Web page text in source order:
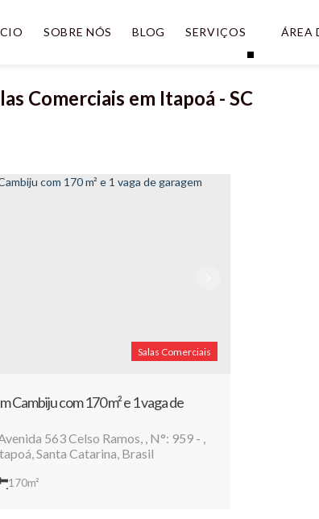
ÁREA
SERVIÇOS
BLOG
SOBRE NÓS
Comerciais em Itapoá - SC
Salas Comerciais
Cambiju com 170 m² e 1 vaga de
563 Celso Ramos , N°: 959
,
,Santa Catarina, Brasil
170m²